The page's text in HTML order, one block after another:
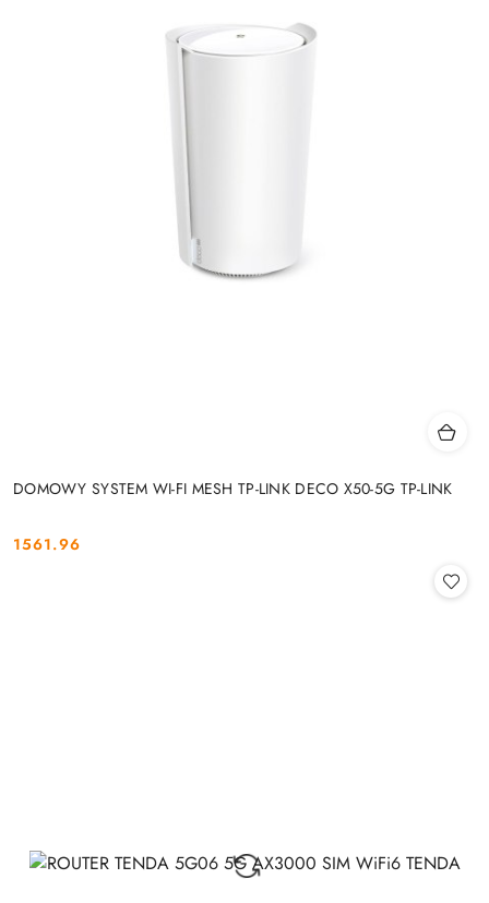
DOMOWY SYSTEM WI-FI MESH TP-LINK DECO X50-5G TP-LINK
Cena:
1561.96